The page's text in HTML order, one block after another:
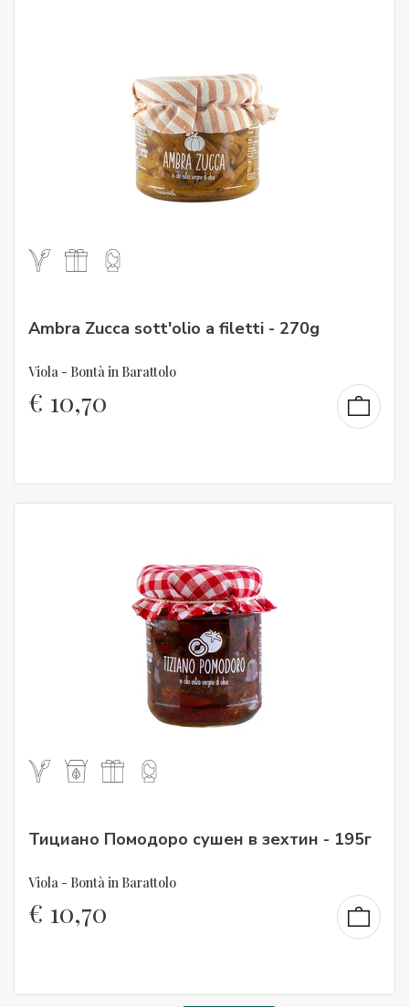
Ambra Zucca sott'olio a filetti - 270g
Viola - Bontà in Barattolo
€ 10,70
Тициано Помодоро сушен в зехтин - 195г
Viola - Bontà in Barattolo
€ 10,70